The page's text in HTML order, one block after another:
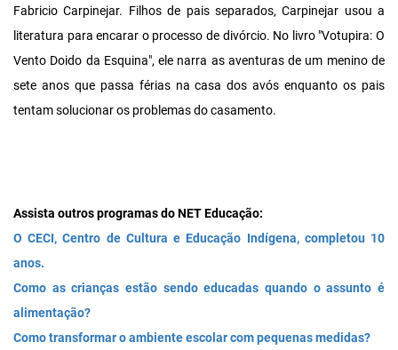
Fabricio Carpinejar. Filhos de pais separados, Carpinejar usou a
literatura para encarar o processo de divórcio. No livro "Votupira: O
Vento Doido da Esquina", ele narra as aventuras de um menino de
sete anos que passa férias na casa dos avós enquanto os pais
tentam solucionar os problemas do casamento.
Assista outros programas do NET Educação:
O CECI, Centro de Cultura e Educação Indígena, completou 10
anos.
Como as crianças estão sendo educadas quando o assunto é
alimentação?
Como transformar o ambiente escolar com pequenas medidas?